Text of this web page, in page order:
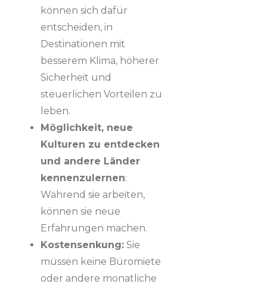
können sich dafür
entscheiden, in
Destinationen mit
besserem Klima, höherer
Sicherheit und
steuerlichen Vorteilen zu
leben.
Möglichkeit, neue
Kulturen zu entdecken
und andere Länder
kennenzulernen:
Während sie arbeiten,
können sie neue
Erfahrungen machen.
Kostensenkung: Sie
müssen keine Büromiete
oder andere monatliche